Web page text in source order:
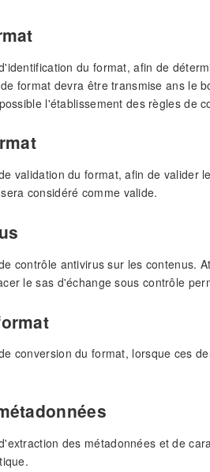
du format, afin de
format devra être transmise ans le
l'établissement des règles de
validation du format, afin de
considéré comme valide.
contrôle antivirus sur les contenus.
le sas d'échange sous contrôle
conversion du format, lorsque ces
des métadonnées et de